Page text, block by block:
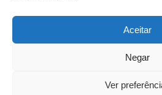
Aceitar
Negar
Ver
João de Jesus Junior|